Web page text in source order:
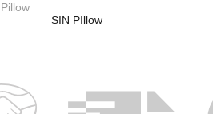
Pillow
SIN PIllow